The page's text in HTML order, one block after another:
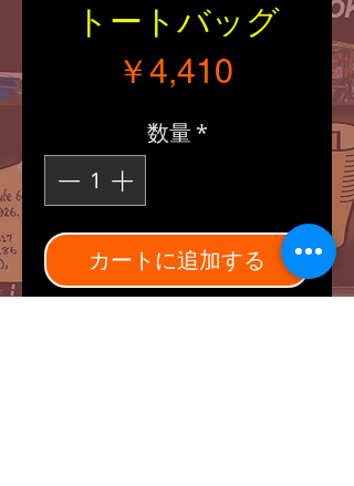
トートバッグ
￥4,410価格
数量 *
カートに追加する